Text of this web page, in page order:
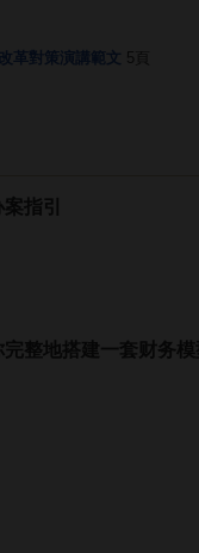
革對策演講範文 5頁
指引
整地搭建一套财务模